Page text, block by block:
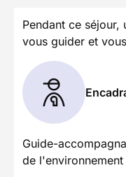
Pendant ce séjour,
vous guider et
Guide-
de